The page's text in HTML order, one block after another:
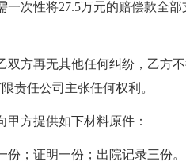
性将27.5万元的赔偿款全部
方再无其他任何纠纷，乙方不
责任公司主张任何权利。
方提供如下材料原件：
；证明一份；出院记录三份。